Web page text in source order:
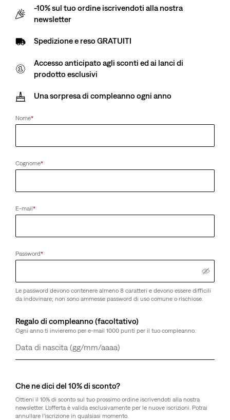
-10% sul tuo ordine iscrivendoti alla nostra
newsletter
Spedizione e reso GRATUITI
Accesso anticipato agli sconti ed ai lanci di
prodotto esclusivi
Una sorpresa di compleanno ogni anno
Nome*
Cognome*
E-mail*
Password*
Le password devono contenere almeno 8 caratteri e devono essere difficili
da indovinare; non sono ammesse password di uso comune o rischiose.
Regalo di compleanno (facoltativo)
Ogni anno ti invieremo per e-mail 1000 punti per il tuo compleanno.
Giorno
Mese
Anno
Che ne dici del 10% di sconto?
Ottieni il 10% di sconto sul tuo prossimo ordine iscrivendoti alla nostra
newsletter. L’offerta è valida esclusivamente per le nuove iscrizioni. Potrai
annullare l’iscrizione in qualsiasi momento.